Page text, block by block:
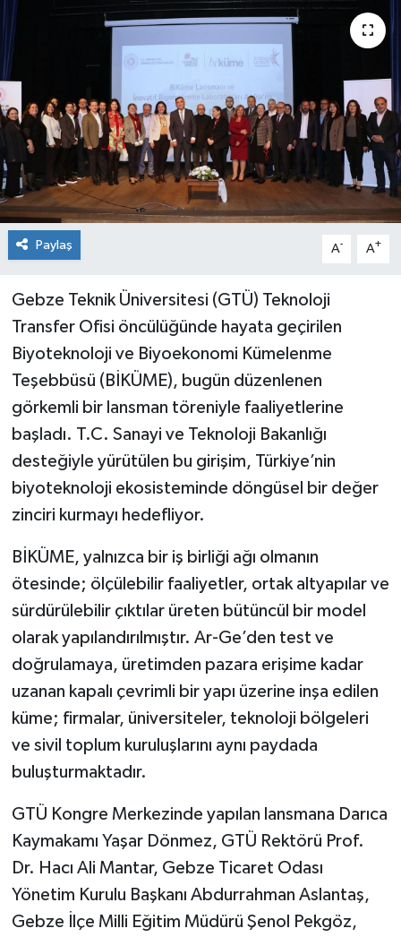
Paylaş A- A+
Gebze Teknik Üniversitesi (GTÜ) Teknoloji
Transfer Ofisi öncülüğünde hayata geçirilen
Biyoteknoloji ve Biyoekonomi Kümelenme
Teşebbüsü (BİKÜME), bugün düzenlenen
görkemli bir lansman töreniyle faaliyetlerine
başladı. T.C. Sanayi ve Teknoloji Bakanlığı
desteğiyle yürütülen bu girişim, Türkiye’nin
biyoteknoloji ekosisteminde döngüsel bir değer
zinciri kurmayı hedefliyor.
BİKÜME, yalnızca bir iş birliği ağı olmanın
ötesinde; ölçülebilir faaliyetler, ortak altyapılar ve
sürdürülebilir çıktılar üreten bütüncül bir model
olarak yapılandırılmıştır. Ar-Ge’den test ve
doğrulamaya, üretimden pazara erişime kadar
uzanan kapalı çevrimli bir yapı üzerine inşa edilen
küme; firmalar, üniversiteler, teknoloji bölgeleri
ve sivil toplum kuruluşlarını aynı paydada
buluşturmaktadır.
GTÜ Kongre Merkezinde yapılan lansmana Darıca
Kaymakamı Yaşar Dönmez, GTÜ Rektörü Prof.
Dr. Hacı Ali Mantar, Gebze Ticaret Odası
Yönetim Kurulu Başkanı Abdurrahman Aslantaş,
Gebze İlçe Milli Eğitim Müdürü Şenol Pekgöz,